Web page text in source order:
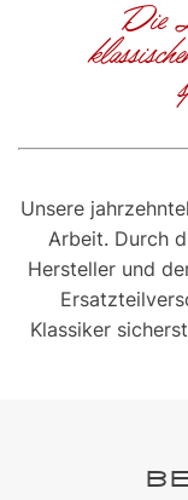
Die
Unsere
Arbeit. Durch
Hersteller und
Klassiker